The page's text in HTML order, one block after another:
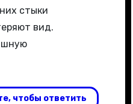
стыки
вид.
чтобы ответить